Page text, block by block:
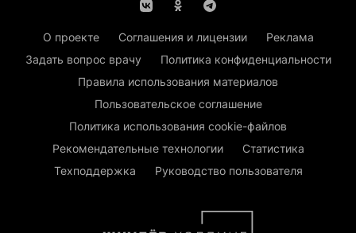
О проекте Соглашения и лицензии
Реклама
Задать вопрос врачу
Политика конфиденциальности
Правила использования материалов
Пользовательское соглашение
Политика использования cookie-файлов
Рекомендательные технологии
Статистика
Техподдержка
Руководство пользователя